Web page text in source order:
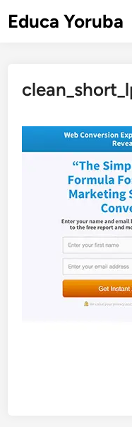
toEduca Yoruba